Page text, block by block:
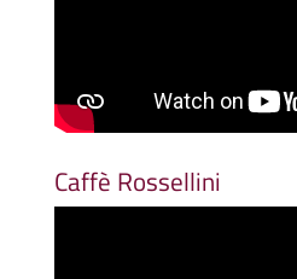
Caffè Rossellini